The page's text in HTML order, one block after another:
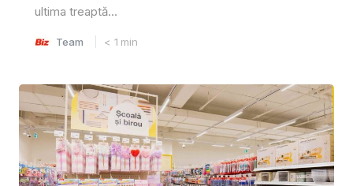
ultima treaptă...
Team < 1 min